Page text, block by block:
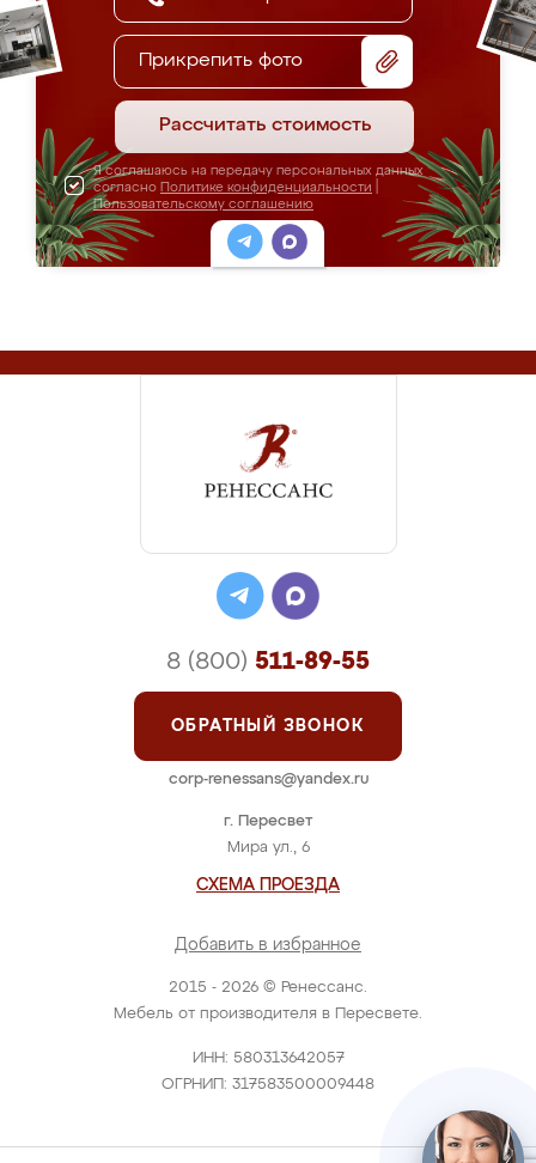
Прикрепить фото
Рассчитать стоимость
Я соглашаюсь на передачу персональных данных
согласно Политике конфиденциальности
Пользовательскому соглашению
2015 - 2026 © Ренессанс.
Мебель от производителя в Пересвете.
ИНН: 580313642057
ОГРНИП: 317583500009448
г. Пересвет
Мира ул., 6
СХЕМА ПРОЕЗДА
Добавить в избранное
8 (800) 511-89-55
ОБРАТНЫЙ ЗВОНОК
corp-renessans@yandex.ru